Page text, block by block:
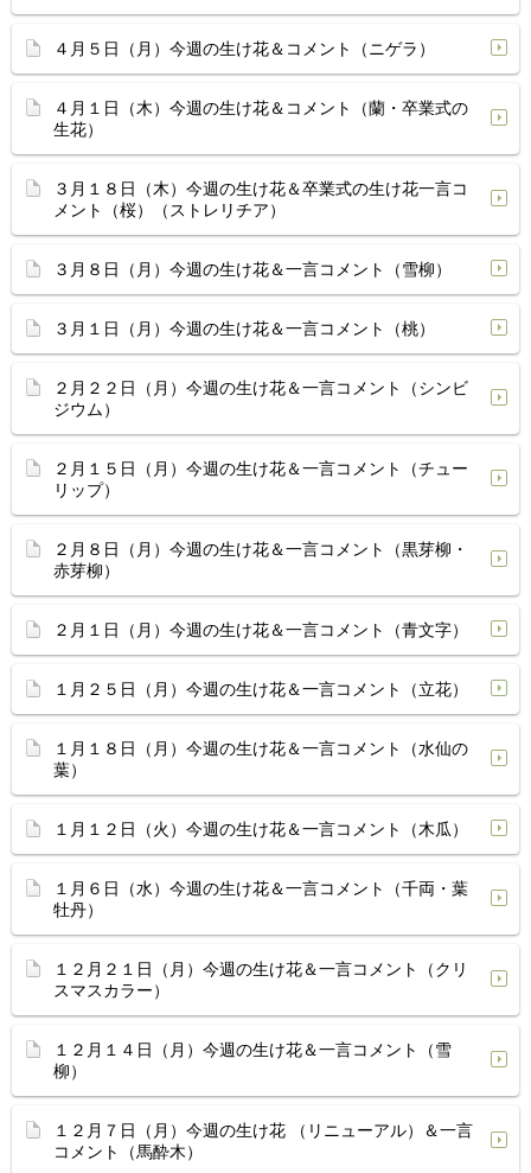
４月５日（月）今週の生け花＆コメント（ニゲラ）
４月１日（木）今週の生け花＆コメント（蘭・卒業式の
生花）
３月１８日（木）今週の生け花＆卒業式の生け花一言コ
メント（桜）（ストレリチア）
３月８日（月）今週の生け花＆一言コメント（雪柳）
３月１日（月）今週の生け花＆一言コメント（桃）
２月２２日（月）今週の生け花＆一言コメント（シンビ
ジウム）
２月１５日（月）今週の生け花＆一言コメント（チュー
リップ）
２月８日（月）今週の生け花＆一言コメント（黒芽柳・
赤芽柳）
２月１日（月）今週の生け花＆一言コメント（青文字）
１月２５日（月）今週の生け花＆一言コメント（立花）
１月１８日（月）今週の生け花＆一言コメント（水仙の
葉）
１月１２日（火）今週の生け花＆一言コメント（木瓜）
１月６日（水）今週の生け花＆一言コメント（千両・葉
牡丹）
１２月２１日（月）今週の生け花＆一言コメント（クリ
スマスカラー）
１２月１４日（月）今週の生け花＆一言コメント（雪
柳）
１２月７日（月）今週の生け花 （リニューアル）＆一言
コメント（馬酔木）